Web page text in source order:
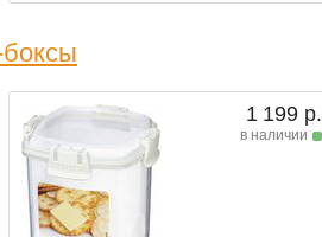
1 199 р.
в наличии